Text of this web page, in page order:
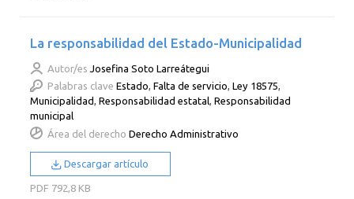
La responsabilidad del Estado-Municipalidad
Autor/es Josefina Soto Larreátegui
Palabras clave Estado,Falta de servicio,Ley 18575,
Municipalidad,Responsabilidad estatal,Responsabilidad
municipal
Área del derecho Derecho Administrativo
Descargar artículo
PDF 792,8 KB